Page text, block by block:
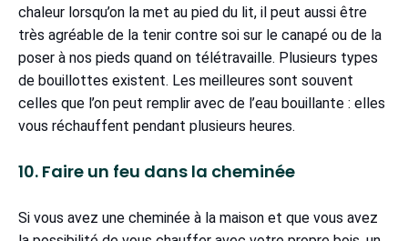
chaleur lorsqu’on la met au pied du lit, il peut aussi être
très agréable de la tenir contre soi sur le canapé ou de la
poser à nos pieds quand on télétravaille. Plusieurs types
de bouillottes existent. Les meilleures sont souvent
celles que l’on peut remplir avec de l’eau bouillante : elles
vous réchauffent pendant plusieurs heures.
10. Faire un feu dans la cheminée
Si vous avez une cheminée à la maison et que vous avez